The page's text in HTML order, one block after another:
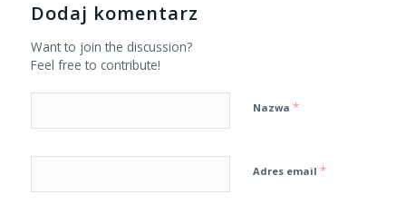
Dodaj komentarz
Want to join the discussion?
Feel free to contribute!
Nazwa *
Adres email *